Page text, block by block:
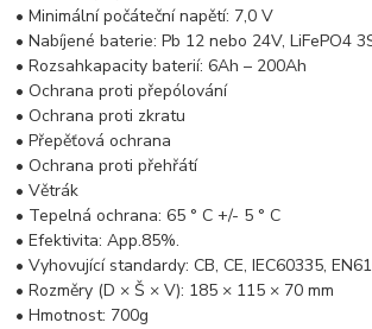
• Minimální počáteční napětí: 7,0 V
• Nabíjené baterie: Pb 12 nebo 24V, LiFePO4
• Rozsahkapacity baterií: 6Ah – 200Ah
• Ochrana proti přepólování
• Ochrana proti zkratu
• Přepěťová ochrana
• Ochrana proti přehřátí
• Větrák
• Tepelná ochrana: 65 ° C +/- 5 ° C
• Efektivita: App.85%.
• Vyhovující standardy: CB, CE, IEC60335,
• Rozměry (D × Š × V): 185 × 115 × 70 mm
• Hmotnost: 700g